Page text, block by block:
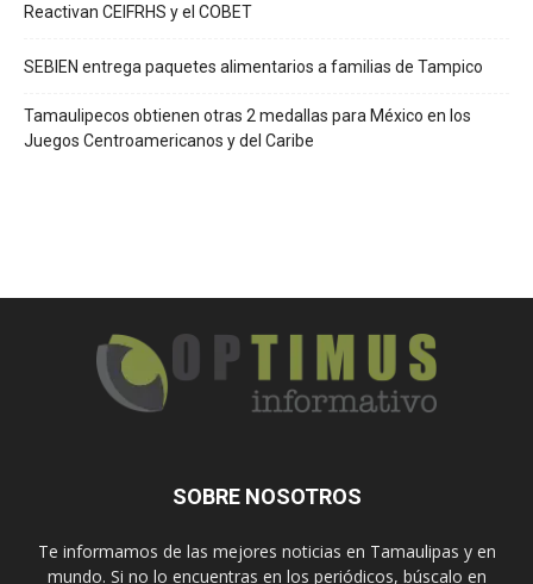
Reactivan CEIFRHS y el COBET
SEBIEN entrega paquetes alimentarios a familias de Tampico
Tamaulipecos obtienen otras 2 medallas para México en los
Juegos Centroamericanos y del Caribe
SOBRE NOSOTROS
Te informamos de las mejores noticias en Tamaulipas y en
mundo. Si no lo encuentras en los periódicos, búscalo en